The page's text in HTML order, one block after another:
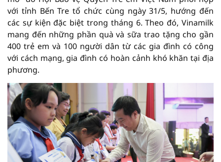
với tỉnh Bến Tre tổ chức cùng ngày 31/5, hướng đến
các sự kiện đặc biệt trong tháng 6. Theo đó, Vinamilk
mang đến những phần quà và sữa trao tặng cho gần
400 trẻ em và 100 người dân từ các gia đình có công
với cách mạng, gia đình có hoàn cảnh khó khăn tại địa
phương.